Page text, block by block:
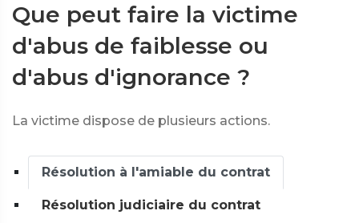
Que peut faire la victime
d'abus de faiblesse ou
d'abus d'ignorance ?
La victime dispose de plusieurs actions.
Résolution à l'amiable du contrat
Résolution judiciaire du contrat